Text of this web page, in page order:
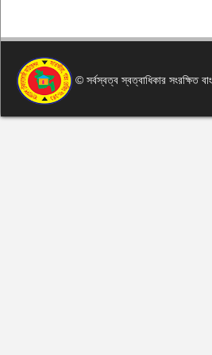
© সর্বস্বত্ব স্বত্বাধিকার সংরক্ষিত